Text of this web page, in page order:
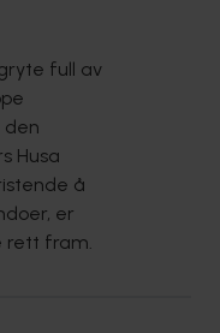
full av
den
Husa
å
er
rett fram.